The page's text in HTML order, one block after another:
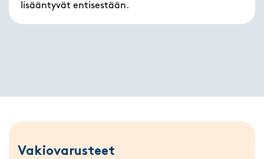
lisääntyvät entisestään.
Vakiovarusteet